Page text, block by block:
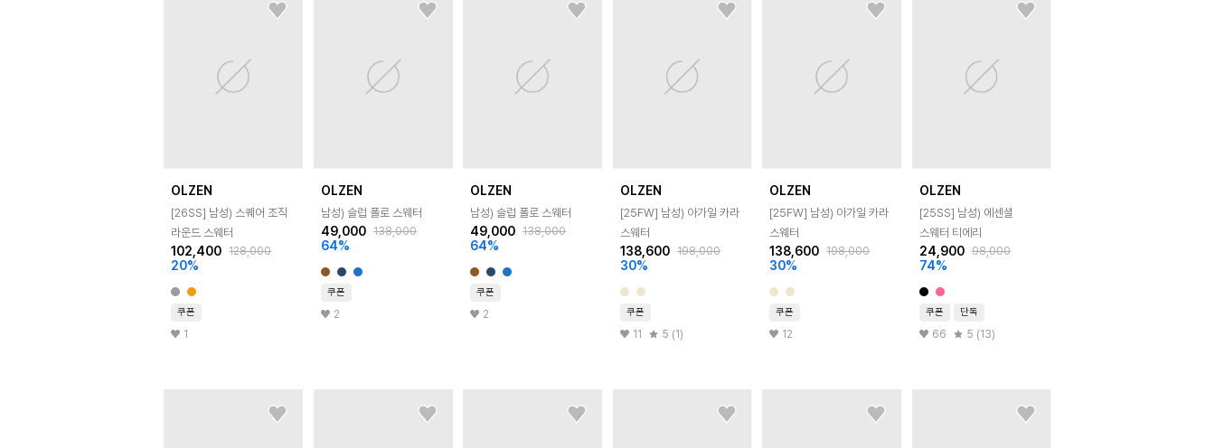
OLZEN
[26SS] 남성) 스퀘어 조직
라운드 스웨터
102,400 128,000
20%
쿠폰
1
OLZEN
남성) 슬럽 폴로 스웨터
49,000 138,000
64%
쿠폰
2
OLZEN
남성) 슬럽 폴로 스웨터
49,000 138,000
64%
쿠폰
2
OLZEN
[25FW] 남성) 아가일 카라
스웨터
138,600 198,000
30%
쿠폰
11 5 (1)
OLZEN
[25FW] 남성) 아가일 카라
스웨터
138,600 198,000
30%
쿠폰
12
OLZEN
[25SS] 남성) 에센셜
스웨터 티에리
24,900 98,000
74%
쿠폰 단독
66 5 (13)